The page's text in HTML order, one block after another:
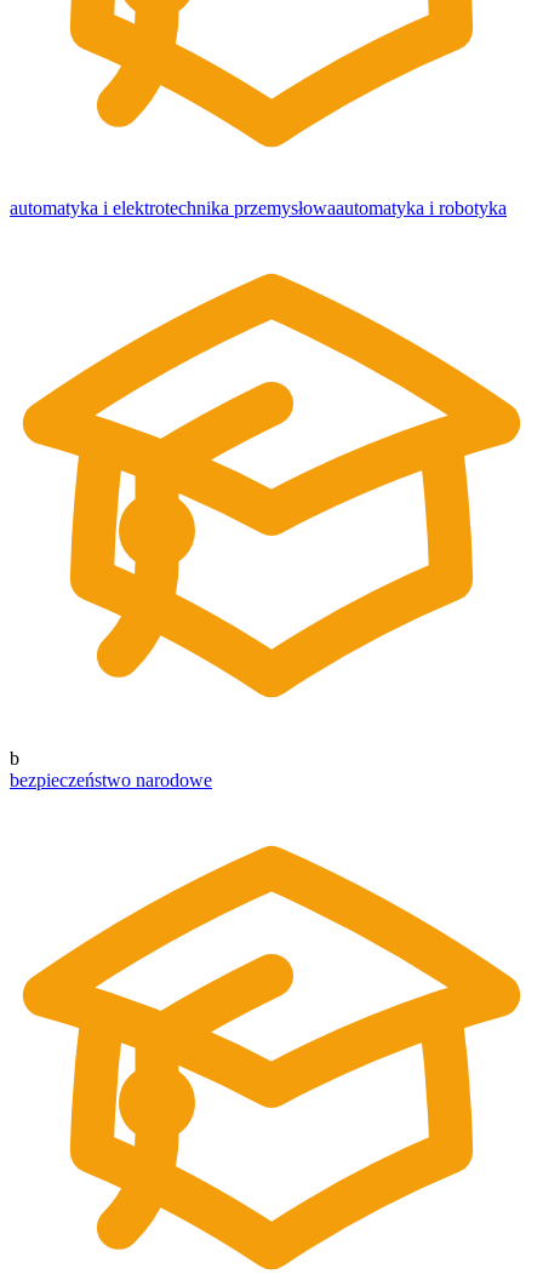
automatyka i elektrotechnika przemysłowaautomatyka i robotyka
b
bezpieczeństwo narodowe